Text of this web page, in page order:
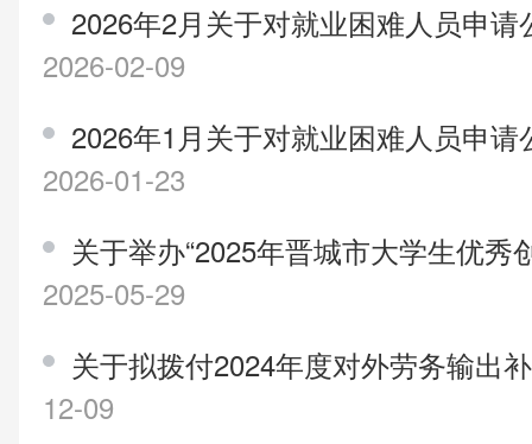
2026年2月关于对就业困难人员申
2026-02-09
2026年1月关于对就业困难人员申
2026-01-23
关于举办“2025年晋城市大学生优秀
2025-05-29
关于拟拨付2024年度对外劳务输出
12-09